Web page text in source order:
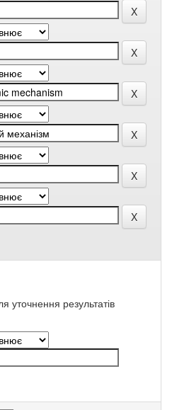
уточнення результатів